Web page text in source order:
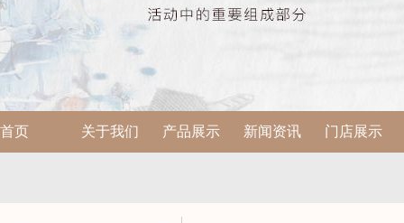
首页 关于我们 产品展示 新闻资讯 门店展示